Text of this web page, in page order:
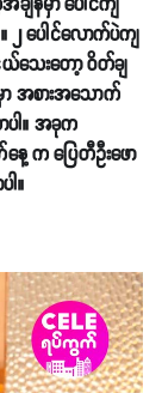
၂ ပေါင်လောက်ပဲကျ
သေးတော့ ဝိတ်ချ
အစားအသောက်
ပါ။ အခုက
ေ့ က ပြေတီဦးဖော
။